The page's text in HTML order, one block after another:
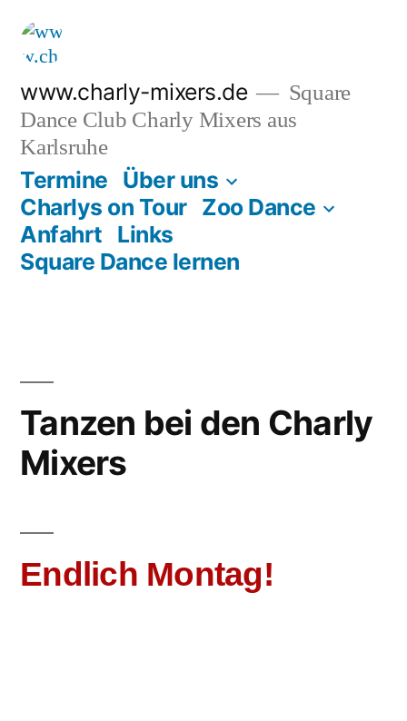
Zum
Inhalt
springen
www.charly-mixers.de
Square
Dance Club Charly Mixers aus
Karlsruhe
Termine Über uns
Charlys on Tour Zoo Dance
Anfahrt Links
Square Dance lernen
Tanzen bei den Charly
Mixers
Endlich Montag!